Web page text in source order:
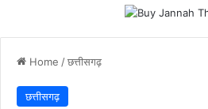
Home /छत्तीसगढ़
छत्तीसगढ़